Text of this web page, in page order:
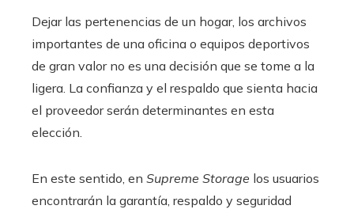
Dejar las pertenencias de un hogar, los archivos
importantes de una oficina o equipos deportivos
de gran valor no es una decisión que se tome a la
ligera. La confianza y el respaldo que sienta hacia
el proveedor serán determinantes en esta
elección.
En este sentido, en Supreme Storage los usuarios
encontrarán la garantía, respaldo y seguridad